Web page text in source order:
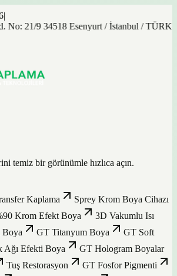
|
21/9 34518 Esenyurt / İstanbul / TÜRKİYE
temiz bir görünümle hızlıca açın.
Kaplama
Sprey Krom Boya Cihazı
Krom Efekt Boya
3D Vakumlu Isı
GT Titanyum Boya
GT Soft
Ağı Efekti Boya
GT Hologram Boyalar
Tuş Restorasyon
GT Fosfor Pigmenti